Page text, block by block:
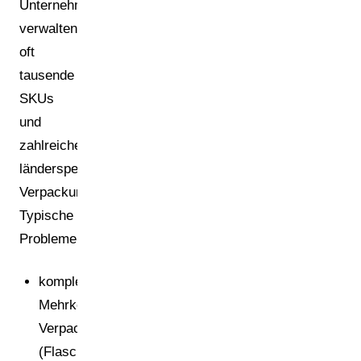
Unternehmen
verwalten
oft
tausende
SKUs
und
zahlreiche
länderspezifische
Verpackungen.
Typische
Probleme:
komplexe
Mehrkomponenten-
Verpackungen
(Flaschen,